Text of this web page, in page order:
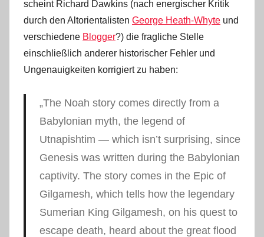
scheint Richard Dawkins (nach energischer Kritik
durch den Altorientalisten George Heath-Whyte und
verschiedene Blogger?) die fragliche Stelle
einschließlich anderer historischer Fehler und
Ungenauigkeiten korrigiert zu haben:
„The Noah story comes directly from a
Babylonian myth, the legend of
Utnapishtim — which isn’t surprising, since
Genesis was written during the Babylonian
captivity. The story comes in the Epic of
Gilgamesh, which tells how the legendary
Sumerian King Gilgamesh, on his quest to
escape death, heard about the great flood